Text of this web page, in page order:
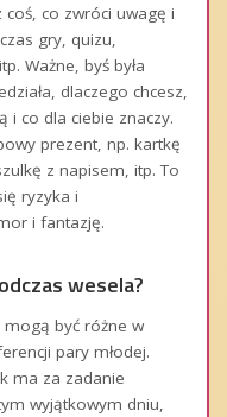
co zwróci uwagę i
gry, quizu,
Ważne, byś była
dlaczego chcesz,
i co dla ciebie znaczy.
prezent, np. kartkę
z napisem, itp. To
ryzyka i
i fantazję.
wesela?
mogą być różne w
pary młodej.
ma za zadanie
wyjątkowym dniu,